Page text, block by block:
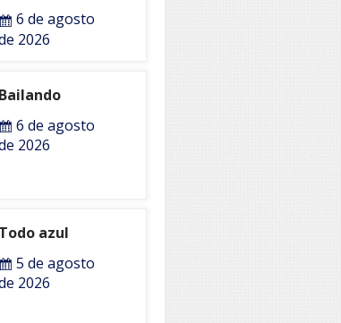
6 de agosto
2026
Bailando
6 de agosto
2026
Todo azul
5 de agosto
2026